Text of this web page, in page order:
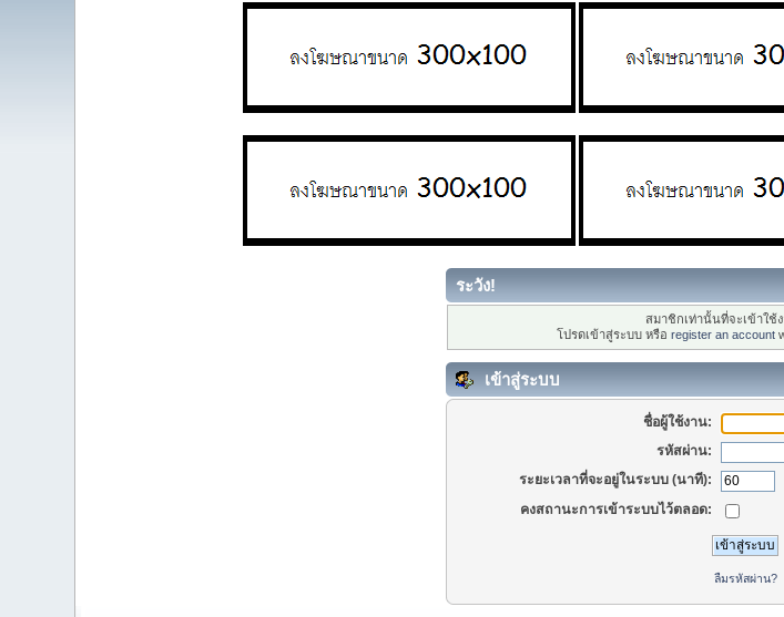
ระวัง!
สมาชิกเท่านั้นที่จะเข้าใช้
โปรดเข้าสู่ระบบ หรือ register an account
เข้าสู่ระบบ
ชื่อผู้ใช้งาน:
รหัสผ่าน:
ระยะเวลาที่จะอยู่ในระบบ (นาที):
คงสถานะการเข้าระบบไว้ตลอด:
ลืมรหัสผ่าน?